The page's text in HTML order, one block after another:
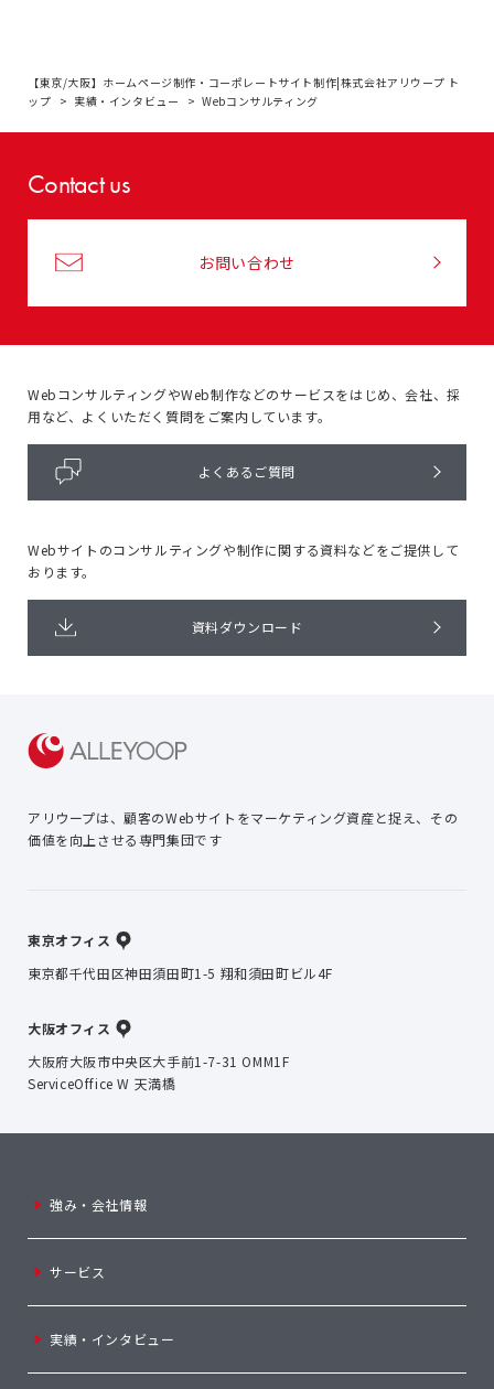
【東京/大阪】ホームページ制作・コーポレートサイト制作|株式会社アリウープ ト
ップ
実績・インタビュー Webコンサルティング
Contact us
お問い合わせ
WebコンサルティングやWeb制作などのサービスをはじめ、会社、採
用など、よくいただく質問をご案内しています。
よくあるご質問
Webサイトのコンサルティングや制作に関する資料などをご提供して
おります。
資料ダウンロード
アリウープは、顧客のWebサイトをマーケティング資産と捉え、 その
価値を向上させる専門集団です
東京オフィス
東京都千代田区神田須田町1-5 翔和須田町ビル4F
大阪オフィス
大阪府大阪市中央区大手前1-7-31 OMM1F
ServiceOffice W 天満橋
強み・会社情報
サービス
実績・インタビュー